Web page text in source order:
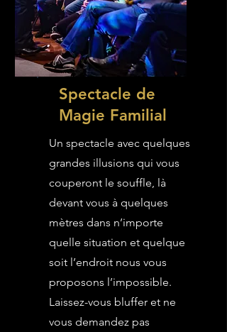
Spectacle de
Magie Familial
Un spectacle avec quelques
grandes illusions qui vous
couperont le souffle, là
devant vous à quelques
mètres dans n’importe
quelle situation et quelque
soit l’endroit nous vous
proposons l’impossible.
Laissez-vous bluffer et ne
vous demandez pas